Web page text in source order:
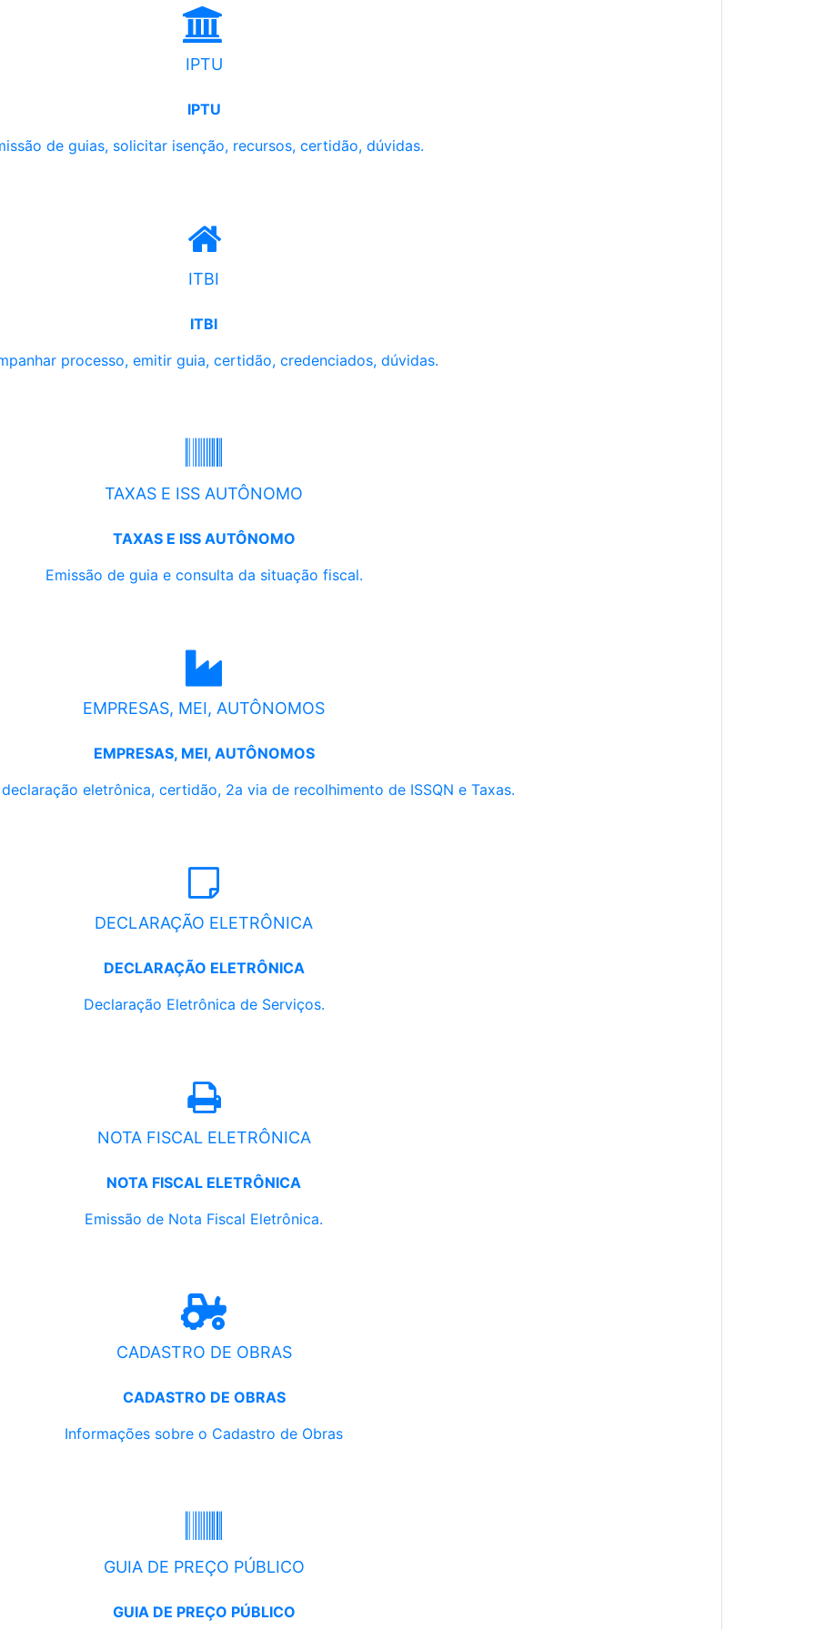
IPTU
IPTU
de guias, solicitar isenção, recursos, certidão, dúvidas.
ITBI
ITBI
processo, emitir guia, certidão, credenciados, dúvidas.
TAXAS E ISS AUTÔNOMO
TAXAS E ISS AUTÔNOMO
Emissão de guia e consulta da situação fiscal.
EMPRESAS, MEI, AUTÔNOMOS
EMPRESAS, MEI, AUTÔNOMOS
eletrônica, certidão, 2a via de recolhimento de ISSQN e Taxas.
DECLARAÇÃO ELETRÔNICA
DECLARAÇÃO ELETRÔNICA
Declaração Eletrônica de Serviços.
NOTA FISCAL ELETRÔNICA
NOTA FISCAL ELETRÔNICA
Emissão de Nota Fiscal Eletrônica.
CADASTRO DE OBRAS
CADASTRO DE OBRAS
Informações sobre o Cadastro de Obras
GUIA DE PREÇO PÚBLICO
GUIA DE PREÇO PÚBLICO